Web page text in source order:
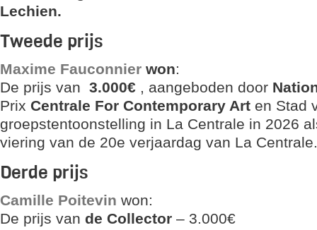
Lechien.
Tweede prijs
Maxime Fauconnier won:
De prijs van 3.000€ , aangeboden door
Prix Centrale For Contemporary Art en Stad
groepstentoonstelling in La Centrale in 2026
viering van de 20e verjaardag van La Centrale.
Derde prijs
Camille Poitevin won:
De prijs van de Collector – 3.000€